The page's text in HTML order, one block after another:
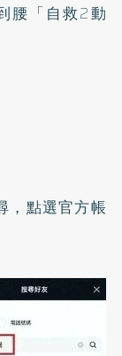
腰「自救2動
，點選官方帳